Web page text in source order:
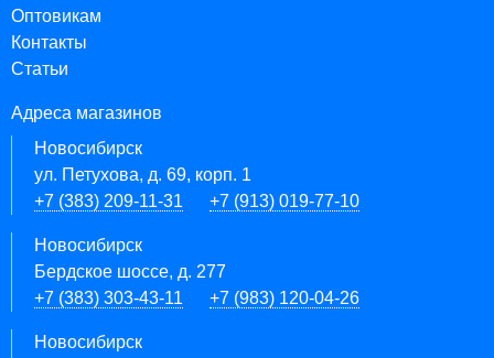
Оптовикам
Контакты
Статьи
Адреса магазинов
Новосибирск
ул. Петухова, д. 69, корп. 1
+7 (383) 209-11-31
+7 (913) 019-77-10
Новосибирск
Бердское шоссе, д. 277
+7 (383) 303-43-11
+7 (983) 120-04-26
Новосибирск